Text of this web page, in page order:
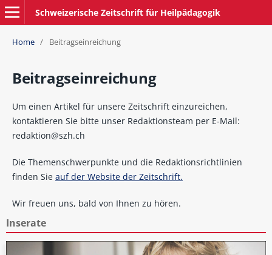
Schweizerische Zeitschrift für Heilpädagogik
Home / Beitragseinreichung
Beitragseinreichung
Um einen Artikel für unsere Zeitschrift einzureichen,
kontaktieren Sie bitte unser Redaktionsteam per E-Mail:
redaktion@szh.ch
Die Themenschwerpunkte und die Redaktionsrichtlinien
finden Sie auf der Website der Zeitschrift.
Wir freuen uns, bald von Ihnen zu hören.
Inserate